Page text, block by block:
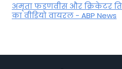
अमृता फडणवीस और क्रिकेटर
का वीडियो वायरल - ABP News